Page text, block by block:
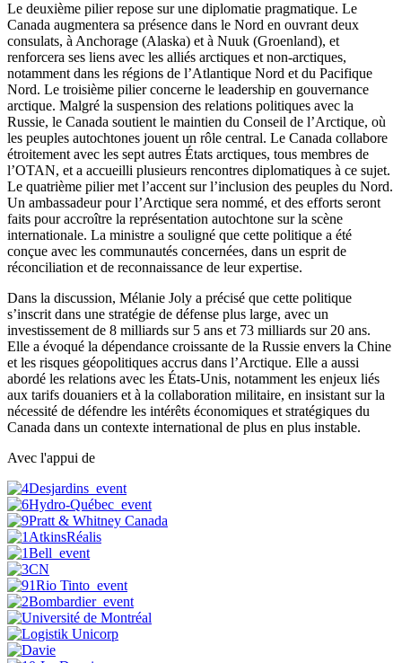
Le deuxième pilier repose sur une diplomatie pragmatique. Le
Canada augmentera sa présence dans le Nord en ouvrant deux
consulats, à Anchorage (Alaska) et à Nuuk (Groenland), et
renforcera ses liens avec les alliés arctiques et non-arctiques,
notamment dans les régions de l’Atlantique Nord et du Pacifique
Nord. Le troisième pilier concerne le leadership en gouvernance
arctique. Malgré la suspension des relations politiques avec la
Russie, le Canada soutient le maintien du Conseil de l’Arctique, où
les peuples autochtones jouent un rôle central. Le Canada collabore
étroitement avec les sept autres États arctiques, tous membres de
l’OTAN, et a accueilli plusieurs rencontres diplomatiques à ce sujet.
Le quatrième pilier met l’accent sur l’inclusion des peuples du Nord.
Un ambassadeur pour l’Arctique sera nommé, et des efforts seront
faits pour accroître la représentation autochtone sur la scène
internationale. La ministre a souligné que cette politique a été
conçue avec les communautés concernées, dans un esprit de
réconciliation et de reconnaissance de leur expertise.
Dans la discussion, Mélanie Joly a précisé que cette politique
s’inscrit dans une stratégie de défense plus large, avec un
investissement de 8 milliards sur 5 ans et 73 milliards sur 20 ans.
Elle a évoqué la dépendance croissante de la Russie envers la Chine
et les risques géopolitiques accrus dans l’Arctique. Elle a aussi
abordé les relations avec les États-Unis, notamment les enjeux liés
aux tarifs douaniers et à la collaboration militaire, en insistant sur la
nécessité de défendre les intérêts économiques et stratégiques du
Canada dans un contexte international de plus en plus instable.
Avec l'appui de